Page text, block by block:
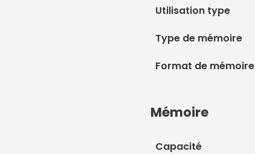
Utilisation type
Type de mémoire
Format de mémoire
Mémoire
Capacité